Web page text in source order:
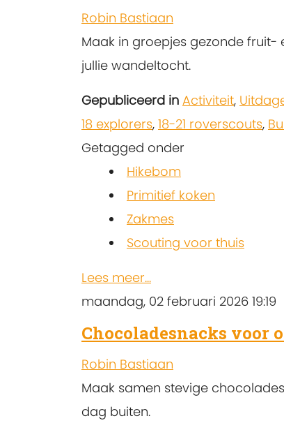
Robin Bastiaan
Maak in groepjes gezonde
jullie wandeltocht.
Gepubliceerd in Activiteit,
18 explorers, 18-21 roverscouts,
Getagged onder
Hikebom
Primitief koken
Zakmes
Scouting voor thuis
Lees meer...
maandag, 02 februari 2026 19:19
Chocoladesnacks voor
Robin Bastiaan
Maak samen stevige
dag buiten.